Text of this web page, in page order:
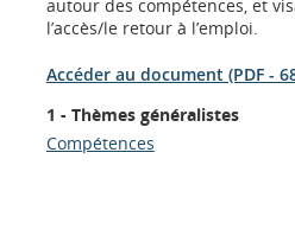
autour des compétences, et
l’accès/le retour à l’emploi.
Accéder au document (PDF -
1 - Thèmes généralistes
Compétences